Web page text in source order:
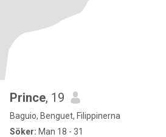
Prince, 19
Baguio, Benguet, Filippinerna
Söker: Man 18 - 31